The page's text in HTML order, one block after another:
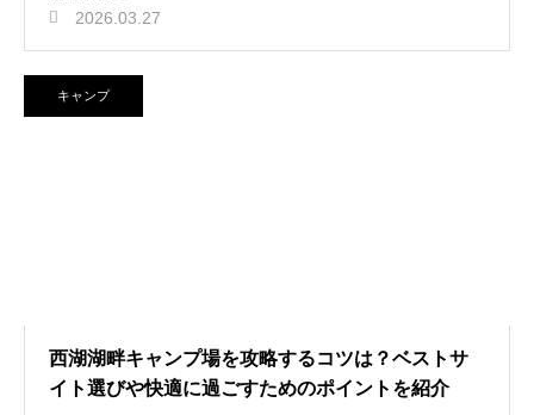
2026.03.27
キャンプ
西湖湖畔キャンプ場を攻略するコツは？ベストサ
イト選びや快適に過ごすためのポイントを紹介